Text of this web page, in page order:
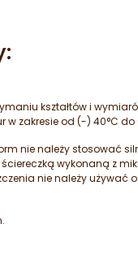
kształtów i
zakresie od (-) 40°C do
nie należy stosować
wykonaną z
nie należy używać